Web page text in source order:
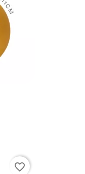
favorite_border